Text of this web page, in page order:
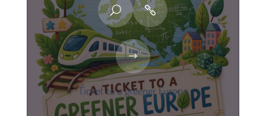
Ticket to a greener Europe